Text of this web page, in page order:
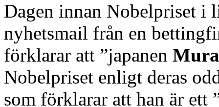
Dagen innan Nobelpriset i
nyhetsmail från en
förklarar att ”japanen
Nobelpriset enligt deras
som förklarar att han är ett